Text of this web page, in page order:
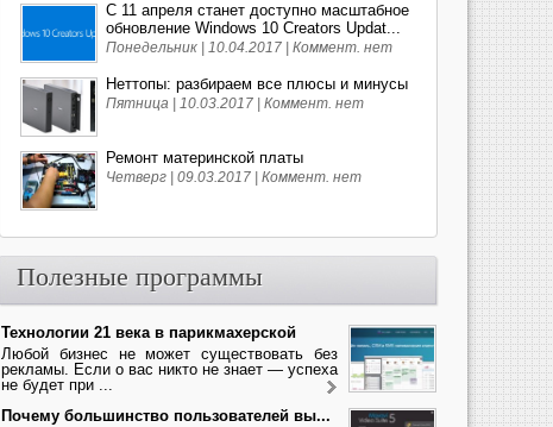
С 11 апреля станет доступно масштабное
обновление Windows 10 Creators Updat...
Понедельник | 10.04.2017 | Коммент. нет
Неттопы: разбираем все плюсы и минусы
Пятница | 10.03.2017 | Коммент. нет
Ремонт материнской платы
Четверг | 09.03.2017 | Коммент. нет
Полезные программы
Технологии 21 века в парикмахерской
Любой бизнес не может существовать без
рекламы. Если о вас никто не знает — успеха
не будет при ...
Почему большинство пользователей вы...